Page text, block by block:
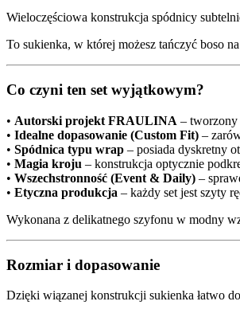
Wieloczęściowa konstrukcja spódnicy
To sukienka, w której możesz tańczyć boso
Co czyni ten set wyjątkowym?
• Autorski projekt FRAULINA – tworzony
• Idealne dopasowanie (Custom Fit) –
• Spódnica typu wrap – posiada dyskretny
• Magia kroju – konstrukcja optycznie
• Wszechstronność (Event & Daily) –
• Etyczna produkcja – każdy set jest szyty
Wykonana z delikatnego szyfonu w modny
Rozmiar i dopasowanie
Dzięki wiązanej konstrukcji sukienka łatwo